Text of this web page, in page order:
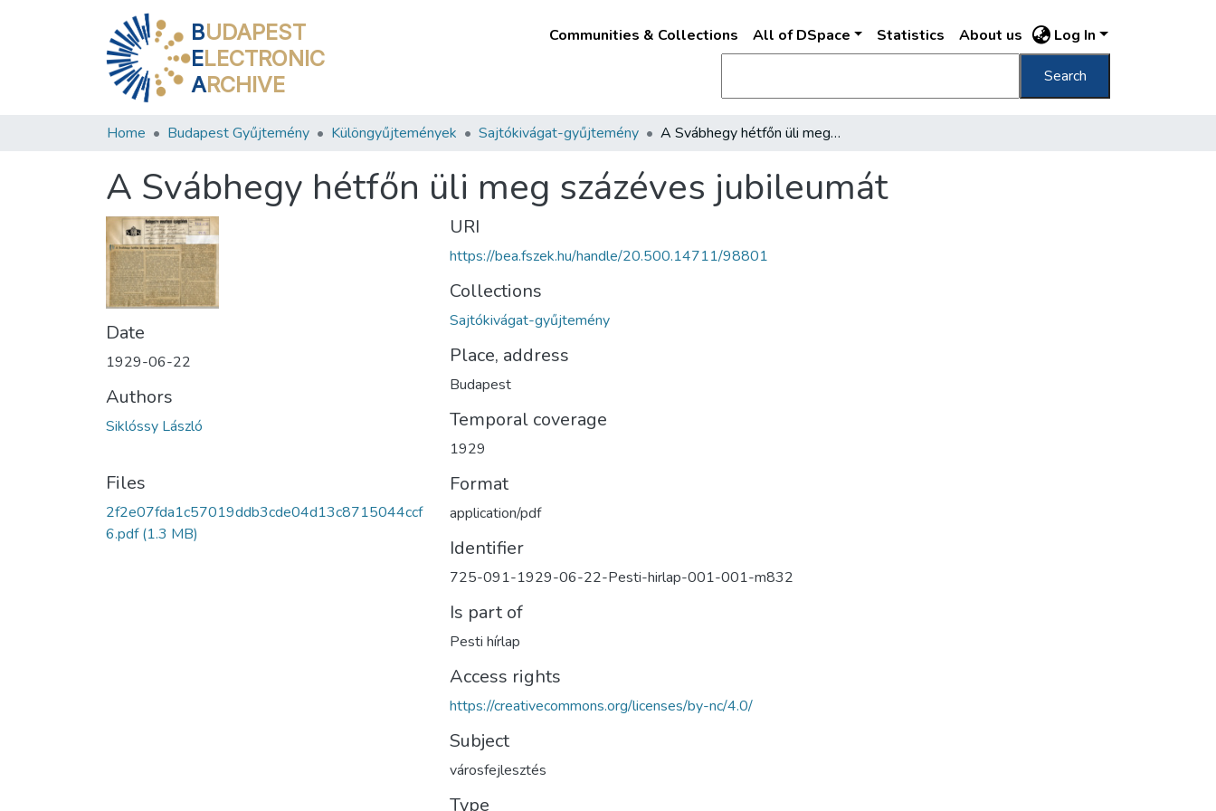
BUDAPEST
ELECTRONIC
ARCHIVE
Communities & Collections All of DSpace Statistics About us Log In
Search
Home Budapest Gyűjtemény Különgyűjtemények Sajtókivágat-gyűjtemény A Svábhegy hétfőn üli meg százéves jubileumát
A Svábhegy hétfőn üli meg százéves jubileumát
Date
1929-06-22
Authors
Siklóssy László
Files
2f2e07fda1c57019ddb3cde04d13c8715044ccf
6.pdf(1.3 MB)
URI
https://bea.fszek.hu/handle/20.500.14711/98801
Collections
Sajtókivágat-gyűjtemény
Place, address
Budapest
Temporal coverage
1929
Format
application/pdf
Identifier
725-091-1929-06-22-Pesti-hirlap-001-001-m832
Is part of
Pesti hírlap
Access rights
https://creativecommons.org/licenses/by-nc/4.0/
Subject
városfejlesztés
Type